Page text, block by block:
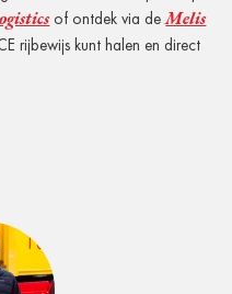
of ontdek via deMelis
rijbewijs kunt halen en direct